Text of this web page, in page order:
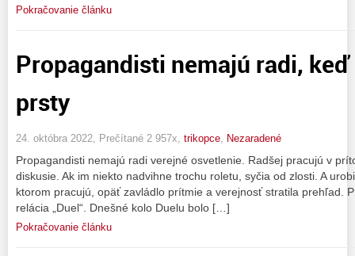
Pokračovanie článku
Propagandisti nemajú radi,
prsty
24. októbra 2022, Prečítané 2 957x, trikopce Nezaradené
Propagandisti nemajú radi verejné osvetlenie. Radšej pracujú v
diskusie. Ak im niekto nadvihne trochu roletu, syčia od zlosti. A
ktorom pracujú, opäť zavládlo prítmie a verejnosť stratila prehľad.
relácia „Duel“. Dnešné kolo Duelu bolo […]
Pokračovanie článku